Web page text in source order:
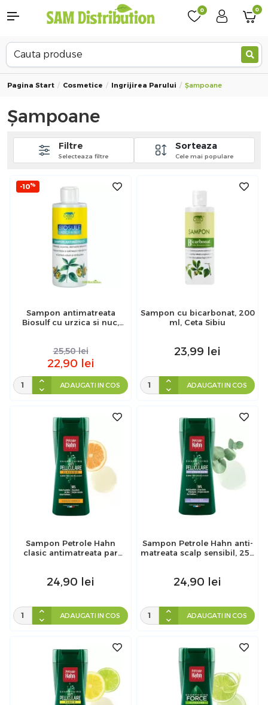
0 0
Pagina Start Cosmetice Ingrijirea Parului Șampoane
Șampoane
Sorteaza
Cele mai populare
Filtre
Selecteaza filtre
-10%
Sampon antimatreata
Biosulf cu urzica si nuc,
25,50 lei
22,90 lei
ADAUGATI IN COS
Sampon cu bicarbonat, 200
ml, Ceta Sibiu
23,99 lei
ADAUGATI IN COS
Sampon Petrole Hahn
clasic antimatreata par
24,90 lei
ADAUGATI IN COS
Sampon Petrole Hahn anti-
matreata scalp sensibil, 250
24,90 lei
ADAUGATI IN COS